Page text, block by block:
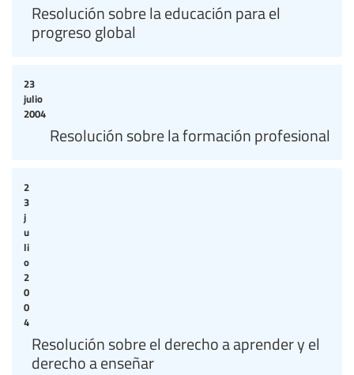
Resolución sobre la educación para el
progreso global
23
julio
2004
Resolución sobre la formación profesional
2
3
j
u
li
o
2
0
0
4
Resolución sobre el derecho a aprender y el
derecho a enseñar